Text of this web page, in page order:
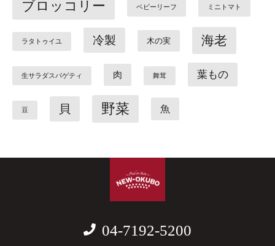
ブロッコリー ベビーリーフ ミニトマト
ラタトゥイユ 冷製 木の実 海老
生サラダスパゲティ 肉 舞茸 葉もの
豆 貝 野菜 魚
04-7192-5200